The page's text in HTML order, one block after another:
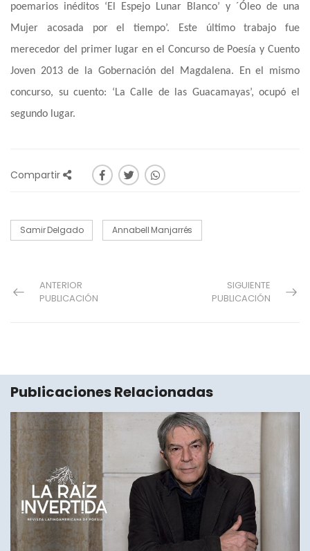
poemarios inéditos ‘El Espejo Lunar Blanco’ y ´Óleo de una
Mujer acosada por el tiempo’. Este último trabajo fue
merecedor del primer lugar en el Concurso de Poesía y Cuento
Joven 2013 de la Gobernación del Magdalena. En el mismo
concurso, su cuento: ‘La Calle de las Guacamayas’, ocupó el
segundo lugar.
Compartir
Samir Delgado Annabell Manjarrés
ANTERIOR
PUBLICACIÓN
SIGUIENTE
PUBLICACIÓN
Publicaciones Relacionadas